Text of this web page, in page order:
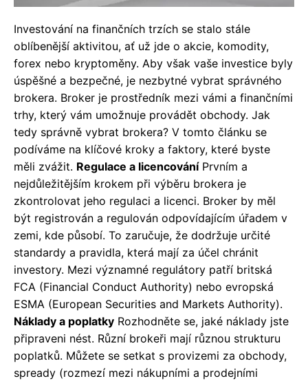
Investování na finančních trzích se stalo stále
oblíbenější aktivitou, ať už jde o akcie, komodity,
forex nebo kryptoměny. Aby však vaše investice byly
úspěšné a bezpečné, je nezbytné vybrat správného
brokera. Broker je prostředník mezi vámi a finančními
trhy, který vám umožnuje provádět obchody. Jak
tedy správně vybrat brokera? V tomto článku se
podíváme na klíčové kroky a faktory, které byste
měli zvážit. Regulace a licencováníPrvním a
nejdůležitějším krokem při výběru brokera je
zkontrolovat jeho regulaci a licenci. Broker by měl
být registrován a regulován odpovídajícím úřadem v
zemi, kde působí. To zaručuje, že dodržuje určité
standardy a pravidla, která mají za účel chránit
investory. Mezi významné regulátory patří britská
FCA (Financial Conduct Authority) nebo evropská
ESMA (European Securities and Markets Authority).
Náklady a poplatky Rozhodněte se, jaké náklady jste
připraveni nést. Různí brokeři mají různou strukturu
poplatků. Můžete se setkat s provizemi za obchody,
spready (rozmezí mezi nákupními a prodejními